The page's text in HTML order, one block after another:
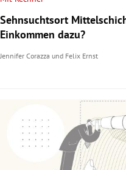
Sehnsuchtsort
Einkommen dazu?
Jennifer Corazza und Felix Ernst